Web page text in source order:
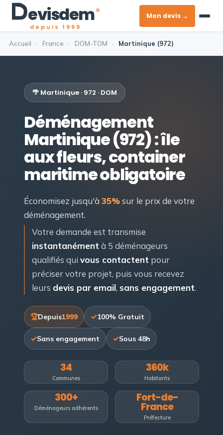
evisdem®
depuis 1999
Mon devis →
Accueil › France › DOM-TOM › Martinique (972)
🌴 Martinique · 972 · DOM
Déménagement
Martinique (972) : île
aux fleurs, container
maritime obligatoire
Économisez jusqu'à35%sur le prix de votre
déménagement.
Votre demande est transmise
instantanément à 5 déménageurs
qualifiés qui vous contactent pour
préciser votre projet, puis vous recevez
leurs devis par email, sans engagement.
Depuis1999 100% Gratuit
Sans engagement Sous 48h
34
Communes
360k
Habitants
300+
Déménageurs adhérents
Fort-de-
France
Préfecture